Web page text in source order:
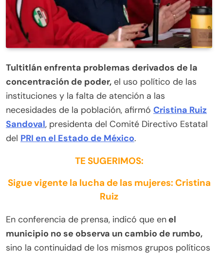
Tultitlán enfrenta problemas derivados de la
concentración de poder, el uso político de las
instituciones y la falta de atención a las
necesidades de la población, afirmó Cristina Ruiz
Sandoval, presidenta del Comité Directivo Estatal
del PRI en el Estado de México.
TE SUGERIMOS:
Sigue vigente la lucha de las mujeres: Cristina
Ruiz
En conferencia de prensa, indicó que en el
municipio no se observa un cambio de rumbo,
sino la continuidad de los mismos grupos políticos